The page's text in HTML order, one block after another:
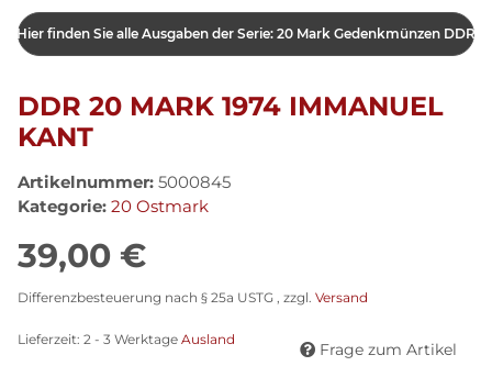
Hier finden Sie alle Ausgaben der Serie: 20 Mark Gedenkmünzen DDR
DDR 20 MARK 1974 IMMANUEL
KANT
Artikelnummer: 5000845
Kategorie: 20 Ostmark
39,00 €
Differenzbesteuerung nach § 25a USTG , zzgl. Versand
Lieferzeit: 2 - 3 Werktage Ausland
Frage zum Artikel